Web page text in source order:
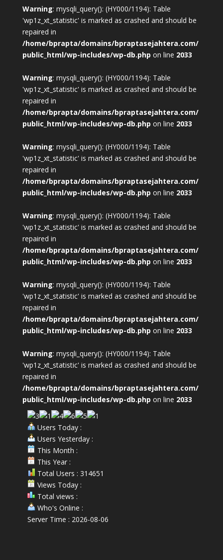
Warning: mysqli_query(): (HY000/1194): Table
'wp1z_xt_statistic' is marked as crashed and should be
repaired in
/home/bprapta/domains/bpraptasejahtera.com/
public_html/wp-includes/wp-db.php on line 2033
Warning: mysqli_query(): (HY000/1194): Table
'wp1z_xt_statistic' is marked as crashed and should be
repaired in
/home/bprapta/domains/bpraptasejahtera.com/
public_html/wp-includes/wp-db.php on line 2033
Warning: mysqli_query(): (HY000/1194): Table
'wp1z_xt_statistic' is marked as crashed and should be
repaired in
/home/bprapta/domains/bpraptasejahtera.com/
public_html/wp-includes/wp-db.php on line 2033
Warning: mysqli_query(): (HY000/1194): Table
'wp1z_xt_statistic' is marked as crashed and should be
repaired in
/home/bprapta/domains/bpraptasejahtera.com/
public_html/wp-includes/wp-db.php on line 2033
Warning: mysqli_query(): (HY000/1194): Table
'wp1z_xt_statistic' is marked as crashed and should be
repaired in
/home/bprapta/domains/bpraptasejahtera.com/
public_html/wp-includes/wp-db.php on line 2033
Warning: mysqli_query(): (HY000/1194): Table
'wp1z_xt_statistic' is marked as crashed and should be
repaired in
/home/bprapta/domains/bpraptasejahtera.com/
public_html/wp-includes/wp-db.php on line 2033
Users Today :
Users Yesterday :
This Month :
This Year :
Total Users : 314651
Views Today :
Total views :
Who's Online :
Server Time : 2026-08-06